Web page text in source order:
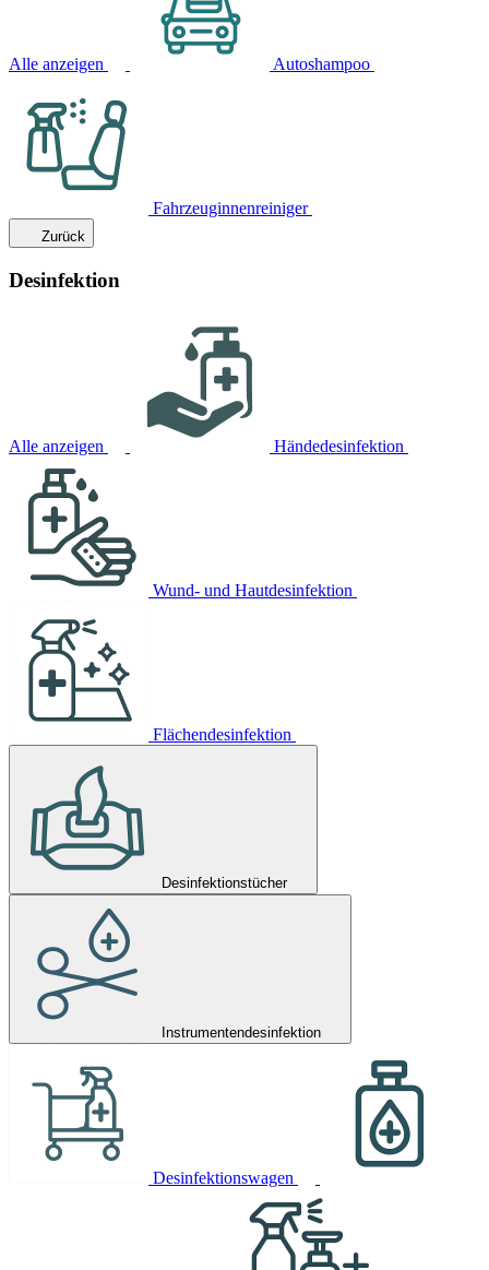
Alle anzeigen Autoshampoo
Fahrzeuginnenreiniger
Zurück
Desinfektion
Alle anzeigen Händedesinfektion
Wund- und Hautdesinfektion
Flächendesinfektion
Desinfektionstücher
Instrumentendesinfektion
Desinfektionswagen